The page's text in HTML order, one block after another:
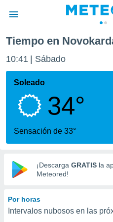
de
ha sido
calidad.
a este
las
y
digital
basada
Tiempo en
10:41 Sábado
Soleado
34°
Sensación de 33°
¡Descarga GRATIS la
Meteored!
Por horas
Intervalos nubosos en las